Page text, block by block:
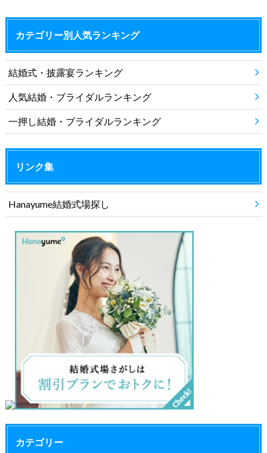
カテゴリー別人気ランキング
結婚式・披露宴ランキング
人気結婚・ブライダルランキング
一押し結婚・ブライダルランキング
リンク集
Hanayume結婚式場探し
カテゴリー